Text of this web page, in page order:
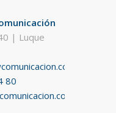
| Luque
80